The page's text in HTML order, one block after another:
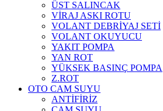
ÜST SALINCAK
VİRAJ ASKI ROTU
VOLANT DEBRİYAJ SETİ
VOLANT OKUYUCU
YAKIT POMPA
YAN ROT
YÜKSEK BASINÇ POMPA
Z.ROT
OTO CAM SUYU
ANTİFİRİZ